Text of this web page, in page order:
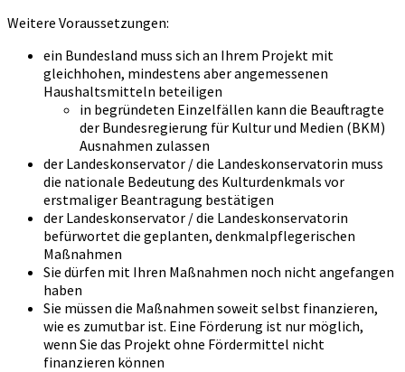
Weitere Voraussetzungen:
ein Bundesland muss sich an Ihrem Projekt mit
gleichhohen, mindestens aber angemessenen
Haushaltsmitteln beteiligen
in begründeten Einzelfällen kann die Beauftragte
der Bundesregierung für Kultur und Medien (BKM)
Ausnahmen zulassen
der Landeskonservator / die Landeskonservatorin muss
die nationale Bedeutung des Kulturdenkmals vor
erstmaliger Beantragung bestätigen
der Landeskonservator / die Landeskonservatorin
befürwortet die geplanten, denkmalpflegerischen
Maßnahmen
Sie dürfen mit Ihren Maßnahmen noch nicht angefangen
haben
Sie müssen die Maßnahmen soweit selbst finanzieren,
wie es zumutbar ist. Eine Förderung ist nur möglich,
wenn Sie das Projekt ohne Fördermittel nicht
finanzieren können